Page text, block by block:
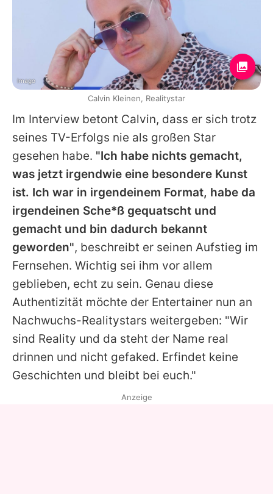
Im Interview betont Calvin, dass er sich trotz
seines TV-Erfolgs nie als großen Star
gesehen habe. "Ich habe nichts gemacht,
was jetzt irgendwie eine besondere Kunst
ist. Ich war in irgendeinem Format, habe da
irgendeinen Sche*ß gequatscht und
gemacht und bin dadurch bekannt
geworden", beschreibt er seinen Aufstieg im
Fernsehen. Wichtig sei ihm vor allem
geblieben, echt zu sein. Genau diese
Authentizität möchte der Entertainer nun an
Nachwuchs-Realitystars weitergeben: "Wir
sind Reality und da steht der Name real
drinnen und nicht gefaked. Erfindet keine
Geschichten und bleibt bei euch."
Imago
Calvin Kleinen, Realitystar
Anzeige